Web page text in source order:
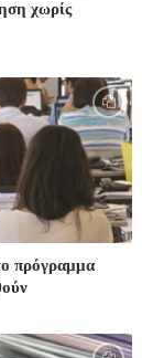
χωρίς
πρόγραμμα